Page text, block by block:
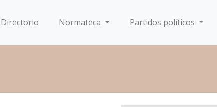
Directorio Normateca Partidos políticos